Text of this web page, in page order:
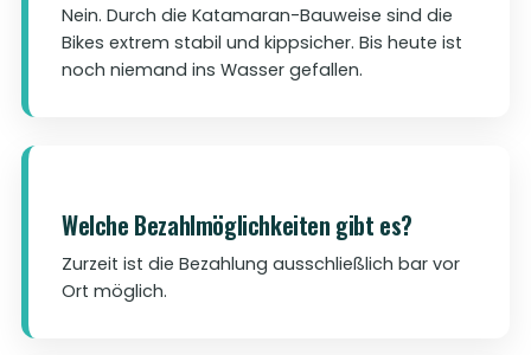
Nein. Durch die Katamaran-Bauweise sind die
Bikes extrem stabil und kippsicher. Bis heute ist
noch niemand ins Wasser gefallen.
Welche Bezahlmöglichkeiten gibt es?
Zurzeit ist die Bezahlung ausschließlich bar vor
Ort möglich.